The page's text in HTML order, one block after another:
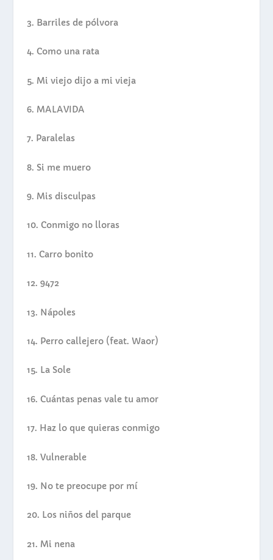
3. Barriles de pólvora
4.Como una rata
5. Mi viejo dijo a mi vieja
6. MALAVIDA
7. Paralelas
8. Si me muero
9. Mis disculpas
10.Conmigo no lloras
11.Carro bonito
12.9472
13. Nápoles
14. Perro callejero (feat. Waor)
15. La Sole
16.Cuántas penas vale tu amor
17. Haz lo que quieras conmigo
18.Vulnerable
19. No te preocupe por mí
20. Los niños del parque
21. Mi nena